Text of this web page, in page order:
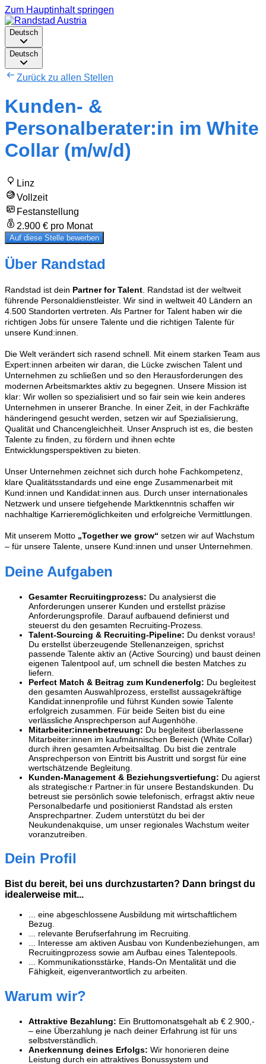
Zum Hauptinhalt springen
Deutsch
Deutsch
Zurück zu allen Stellen
Kunden- &
Personalberater:in im White
Collar (m/w/d)
Linz
Vollzeit
Festanstellung
2.900 € pro Monat
Auf diese Stelle bewerben
Über Randstad
Randstad ist dein Partner for Talent . Randstad ist der weltweit
führende Personaldienstleister. Wir sind in weltweit 40 Ländern an
4.500 Standorten vertreten. Als Partner for Talent haben wir die
richtigen Jobs für unsere Talente und die richtigen Talente für
unsere Kund:innen.
Die Welt verändert sich rasend schnell. Mit einem starken Team aus
Expert:innen arbeiten wir daran, die Lücke zwischen Talent und
Unternehmen zu schließen und so den Herausforderungen des
modernen Arbeitsmarktes aktiv zu begegnen. Unsere Mission ist
klar: Wir wollen so spezialisiert und so fair sein wie kein anderes
Unternehmen in unserer Branche. In einer Zeit, in der Fachkräfte
händeringend gesucht werden, setzen wir auf Spezialisierung,
Qualität und Chancengleichheit. Unser Anspruch ist es, die besten
Talente zu finden, zu fördern und ihnen echte
Entwicklungsperspektiven zu bieten.
Unser Unternehmen zeichnet sich durch hohe Fachkompetenz,
klare Qualitätsstandards und eine enge Zusammenarbeit mit
Kund:innen und Kandidat:innen aus. Durch unser internationales
Netzwerk und unsere tiefgehende Marktkenntnis schaffen wir
nachhaltige Karrieremöglichkeiten und erfolgreiche Vermittlungen.
Mit unserem Motto „Together we grow“ setzen wir auf Wachstum
– für unsere Talente, unsere Kund:innen und unser Unternehmen.
Deine Aufgaben
Gesamter Recruitingprozess: Du analysierst die
Anforderungen unserer Kunden und erstellst präzise
Anforderungsprofile. Darauf aufbauend definierst und
steuerst du den gesamten Recruiting-Prozess.
Talent-Sourcing & Recruiting-Pipeline: Du denkst voraus!
Du erstellst überzeugende Stellenanzeigen, sprichst
passende Talente aktiv an (Active Sourcing) und baust deinen
eigenen Talentpool auf, um schnell die besten Matches zu
liefern.
Perfect Match & Beitrag zum Kundenerfolg: Du begleitest
den gesamten Auswahlprozess, erstellst aussagekräftige
Kandidat:innenprofile und führst Kunden sowie Talente
erfolgreich zusammen. Für beide Seiten bist du eine
verlässliche Ansprechperson auf Augenhöhe.
Mitarbeiter:innenbetreuung: Du begleitest überlassene
Mitarbeiter:innen im kaufmännischen Bereich (White Collar)
durch ihren gesamten Arbeitsalltag. Du bist die zentrale
Ansprechperson von Eintritt bis Austritt und sorgst für eine
wertschätzende Begleitung.
Kunden-Management & Beziehungsvertiefung: Du agierst
als strategische:r Partner:in für unsere Bestandskunden. Du
betreust sie persönlich sowie telefonisch, erfragst aktiv neue
Personalbedarfe und positionierst Randstad als ersten
Ansprechpartner. Zudem unterstützt du bei der
Neukundenakquise, um unser regionales Wachstum weiter
voranzutreiben.
Dein Profil
Bist du bereit, bei uns durchzustarten? Dann bringst du
idealerweise mit...
... eine abgeschlossene Ausbildung mit wirtschaftlichem
Bezug.
... relevante Berufserfahrung im Recruiting.
... Interesse am aktiven Ausbau von Kundenbeziehungen, am
Recruitingprozess sowie am Aufbau eines Talentepools.
... Kommunikationsstärke, Hands-On Mentalität und die
Fähigkeit, eigenverantwortlich zu arbeiten.
Warum wir?
Attraktive Bezahlung: Ein Bruttomonatsgehalt ab € 2.900,-
– eine Überzahlung je nach deiner Erfahrung ist für uns
selbstverständlich.
Anerkennung deines Erfolgs: Wir honorieren deine
Leistung durch ein attraktives Bonussystem und